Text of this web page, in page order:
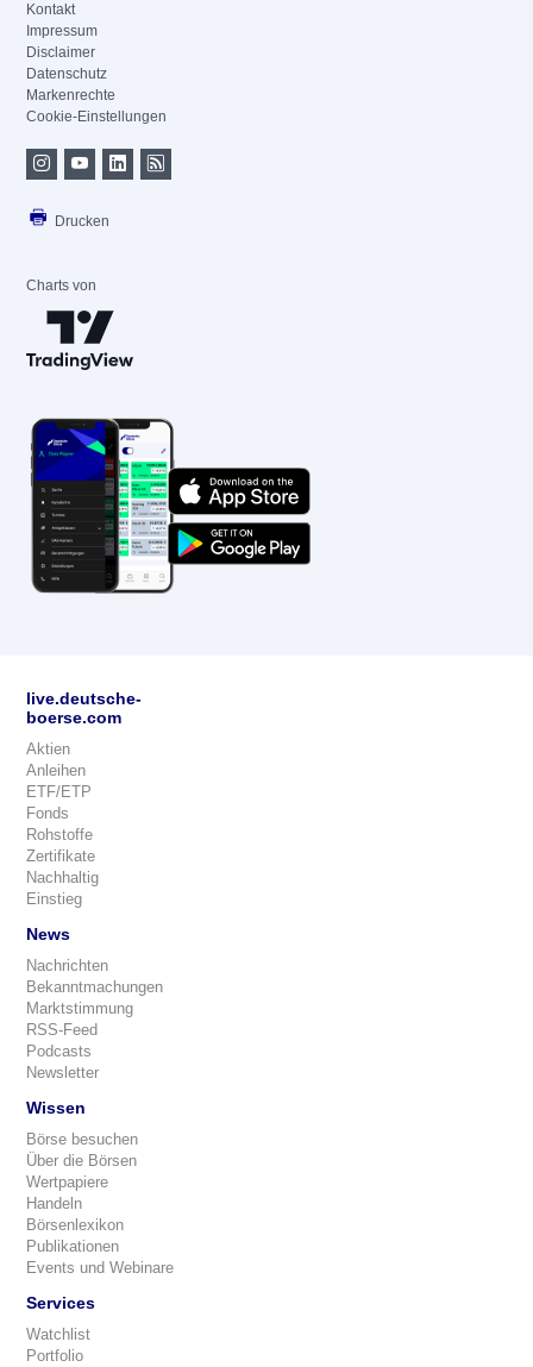
Kontakt
Impressum
Disclaimer
Datenschutz
Markenrechte
Cookie-Einstellungen
Drucken
Charts von
live.deutsche-
boerse.com
Aktien
Anleihen
ETF/ETP
Fonds
Rohstoffe
Zertifikate
Nachhaltig
Einstieg
News
Nachrichten
Bekanntmachungen
Marktstimmung
RSS-Feed
Podcasts
Newsletter
Wissen
Börse besuchen
Über die Börsen
Wertpapiere
Handeln
Börsenlexikon
Publikationen
Events und Webinare
Services
Watchlist
Portfolio